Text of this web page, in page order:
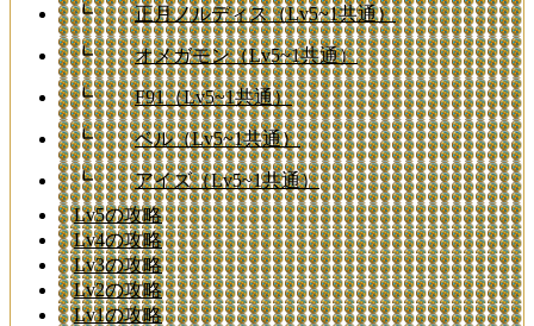
┗ 正月ノルディス（Lv5~1共通）
┗ オメガモン（Lv5~1共通）
┗ F91（Lv5~1共通）
┗ ベル（Lv5~1共通）
┗
アイズ（Lv5~1共通）
Lv5の攻略
Lv4の攻略
Lv3の攻略
Lv2の攻略
Lv1の攻略